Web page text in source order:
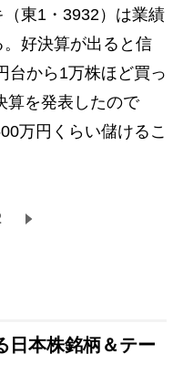
東1・3932）は業績
好決算が出ると信
台から1万株ほど買っ
算を発表したので
万円くらい儲けるこ
日本株銘柄＆テー